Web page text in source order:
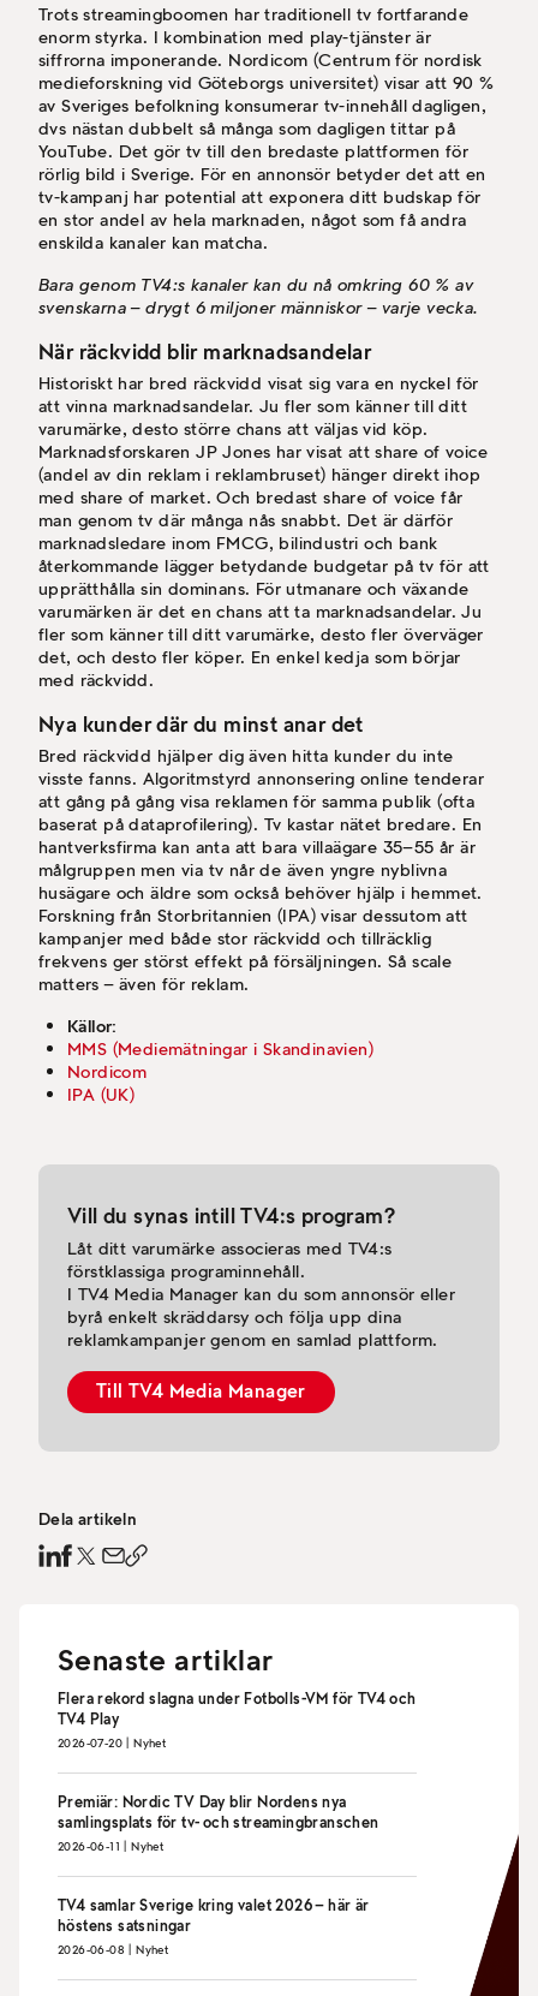
Trots streamingboomen har traditionell tv fortfarande
enorm styrka. I kombination med play-tjänster är
siffrorna imponerande. Nordicom (Centrum för nordisk
medieforskning vid Göteborgs universitet) visar att 90 %
av Sveriges befolkning konsumerar tv-innehåll dagligen,
dvs nästan dubbelt så många som dagligen tittar på
YouTube. Det gör tv till den bredaste plattformen för
rörlig bild i Sverige. För en annonsör betyder det att en
tv-kampanj har potential att exponera ditt budskap för
en stor andel av hela marknaden, något som få andra
enskilda kanaler kan matcha.
Bara genom TV4:s kanaler kan du nå omkring 60 % av
svenskarna – drygt 6 miljoner människor – varje vecka.
När räckvidd blir marknadsandelar
Historiskt har bred räckvidd visat sig vara en nyckel för
att vinna marknadsandelar. Ju fler som känner till ditt
varumärke, desto större chans att väljas vid köp.
Marknadsforskaren JP Jones har visat att share of voice
(andel av din reklam i reklambruset) hänger direkt ihop
med share of market. Och bredast share of voice får
man genom tv där många nås snabbt. Det är därför
marknadsledare inom FMCG, bilindustri och bank
återkommande lägger betydande budgetar på tv för att
upprätthålla sin dominans. För utmanare och växande
varumärken är det en chans att ta marknadsandelar. Ju
fler som känner till ditt varumärke, desto fler överväger
det, och desto fler köper. En enkel kedja som börjar
med räckvidd.
Nya kunder där du minst anar det
Bred räckvidd hjälper dig även hitta kunder du inte
visste fanns. Algoritmstyrd annonsering online tenderar
att gång på gång visa reklamen för samma publik (ofta
baserat på dataprofilering). Tv kastar nätet bredare. En
hantverksfirma kan anta att bara villaägare 35–55 år är
målgruppen men via tv når de även yngre nyblivna
husägare och äldre som också behöver hjälp i hemmet.
Forskning från Storbritannien (IPA) visar dessutom att
kampanjer med både stor räckvidd och tillräcklig
frekvens ger störst effekt på försäljningen. Så scale
matters – även för reklam.
Källor:
MMS (Mediemätningar i Skandinavien)
Nordicom
IPA (UK)
Vill du synas intill TV4:s program?
Låt ditt varumärke associeras med TV4:s
förstklassiga programinnehåll.
I TV4 Media Manager kan du som annonsör eller
byrå enkelt skräddarsy och följa upp dina
reklamkampanjer genom en samlad plattform.
Till TV4 Media Manager
Dela artikeln
Senaste artiklar
Flera rekord slagna under Fotbolls-VM för TV4 och
TV4 Play
2026-07-20 |Nyhet
Premiär: Nordic TV Day blir Nordens nya
samlingsplats för tv- och streamingbranschen
2026-06-11 |Nyhet
TV4 samlar Sverige kring valet 2026 – här är
höstens satsningar
2026-06-08 |Nyhet